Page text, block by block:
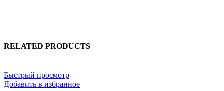
RELATED PRODUCTS
Быстрый просмотр
Добавить в избранное